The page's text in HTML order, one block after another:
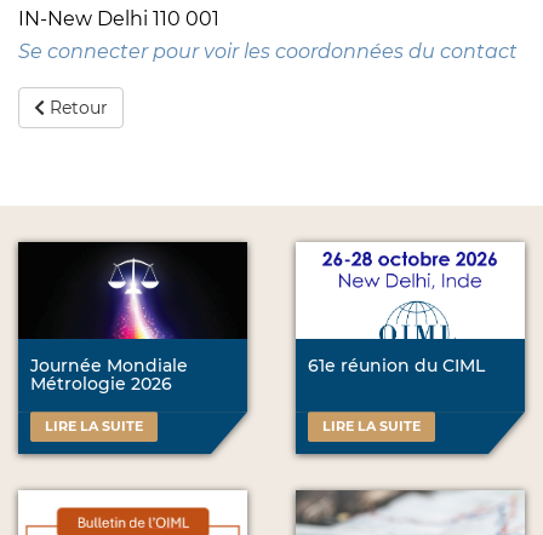
IN-New Delhi 110 001
Se connecter pour voir les coordonnées du contact
Retour
Journée Mondiale
Métrologie 2026
LIRE LA SUITE
61e réunion du CIML
LIRE LA SUITE